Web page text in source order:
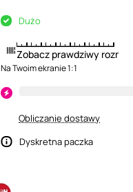
Dużo
Zobacz prawdziwy
Na Twoim ekranie 1:1
Obliczanie dostawy
Dyskretna paczka